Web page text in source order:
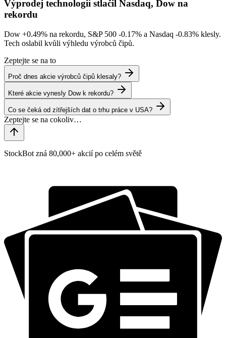
Výprodej technologií stlačil Nasdaq, Dow na
rekordu
Dow +0.49% na rekordu, S&P 500 -0.17% a Nasdaq -0.83% klesly.
Tech oslabil kvůli výhledu výrobců čipů.
Zeptejte se na to
Proč dnes akcie výrobců čipů klesaly?
Které akcie vynesly Dow k rekordu?
Co se čeká od zítřejších dat o trhu práce v USA?
StockBot zná 80,000+ akcií po celém světě